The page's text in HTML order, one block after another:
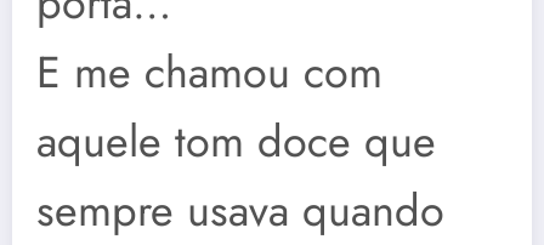
E me chamou com
aquele tom doce que
sempre usava quando